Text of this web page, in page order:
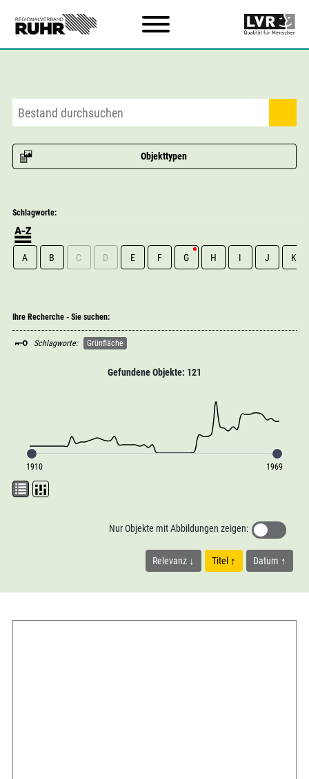
Objekttypen
Gefundene Objekte: 121
1910 1969
Relevanz Titel Datum
Nur Objekte mit Abbildungen zeigen:
Schlagworte:
A B C D E F G H I J K
Ihre Recherche - Sie suchen:
Schlagworte: Grünfläche